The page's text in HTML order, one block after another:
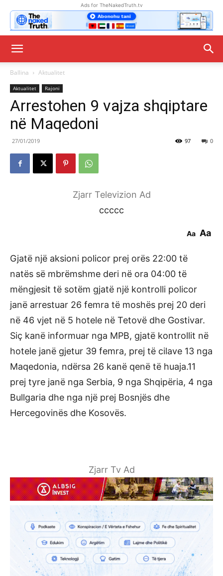
Ads for TheNakedTruth.tv
Ballina Aktualitet
Aktualitet Rajoni
Arrestohen 9 vajza shqiptare
në Maqedoni
27/01/2019 0
97
Zjarr Televizion Ad
ccccc
Aa Aa
Gjatë një aksioni policor prej orës 22:00 të
natës së mbrëmshme deri në ora 04:00 të
mëngjesit të sotëm gjatë një kontrolli policor
janë arrestuar 26 femra të moshës prej 20 deri
në 46 vjet në 5 hotele në Tetovë dhe Gostivar.
Siç kanë informuar nga MPB, gjatë kontrollit në
hotele janë gjetur 39 femra, prej të cilave 13 nga
Maqedonia, ndërsa 26 kanë qenë të huaja.11
prej tyre janë nga Serbia, 9 nga Shqipëria, 4 nga
Bullgaria dhe nga një prej Bosnjës dhe
Hercegovinës dhe Kosovës.
Zjarr Tv Ad